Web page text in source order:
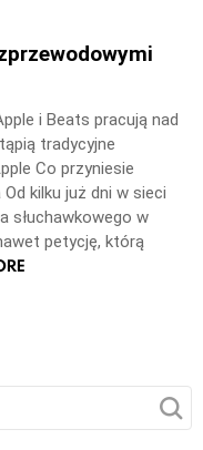
i Beats pracują nad
tradycyjne
Co przyniesie
kilku już dni w sieci
słuchawkowego w
petycję, którą